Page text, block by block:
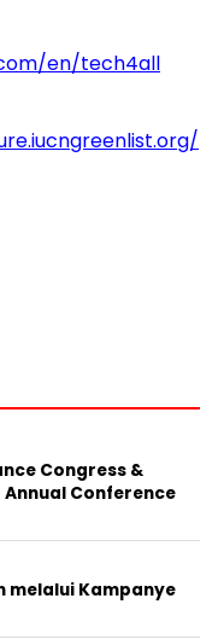
en/tech4all
Congress &
Conference
melalui Kampanye